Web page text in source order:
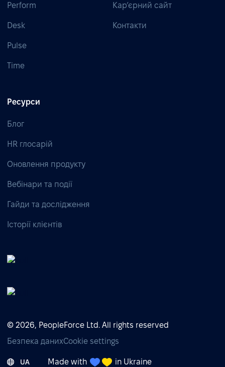
Perform
Desk
Pulse
Time
Кар’єрний сайт
Контакти
Ресурси
Блог
HR глосарій
Оновлення продукту
Вебінари та події
Гайди та дослідження
Історії клієнтів
© 2026, PeopleForce Ltd. All rights reserved
Безпека данихCookie settings
UA Made with in Ukraine